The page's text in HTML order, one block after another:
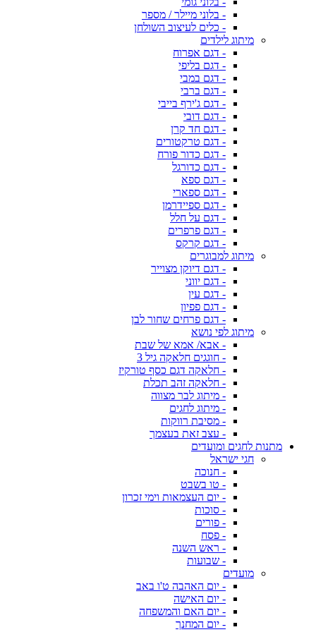
- בלוני מיילר / מספר
- כלים לעיצוב השולחן
מיתוג לילדים
- דגם אפרוח
- דגם בליפי
- דגם במבי
- דגם ברבי
- דגם ג'ירף בייבי
- דגם דובי
- דגם חד קרן
- דגם טרקטורים
- דגם כדור פורח
- דגם כדורגל
- דגם ספא
- דגם ספארי
- דגם ספיידרמן
- דגם על חלל
- דגם פרפרים
- דגם קרקס
מיתוג למבוגרים
- דגם דיוקן מצוייר
- דגם יווני
- דגם עין
- דגם פפיון
- דגם פרחים שחור לבן
מיתוג לפי נושא
- אבא/ אמא של שבת
- חוגגים חלאקה גיל 3
- חלאקה דגם כסף טורקיז
- חלאקה זהב תכלת
- מיתוג לבר מצווה
- מיתוג לחגים
- מסיבת רווקות
- עצב זאת בעצמך
מתנות לחגים ומועדים
חגי ישראל
- חנוכה
- טו בשבט
- יום העצמאות וימי זכרון
- סוכות
- פורים
- פסח
- ראש השנה
- שבועות
מועדים
- יום האהבה ט'ו באב
- יום האישה
- יום האם והמשפחה
- יום המחנך